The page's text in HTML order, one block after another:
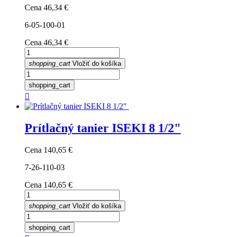
Cena 46,34 €
6-05-100-01
Cena 46,34 €
shopping_cart Vložiť do košíka
shopping_cart

Prítlačný tanier ISEKI 8 1/2"
Cena 140,65 €
7-26-110-03
Cena 140,65 €
shopping_cart Vložiť do košíka
shopping_cart